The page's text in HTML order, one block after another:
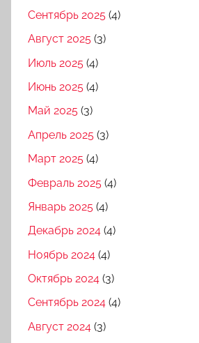
Сентябрь 2025 (4)
Август 2025 (3)
Июль 2025 (4)
Июнь 2025 (4)
Май 2025 (3)
Апрель 2025 (3)
Март 2025 (4)
Февраль 2025 (4)
Январь 2025 (4)
Декабрь 2024 (4)
Ноябрь 2024 (4)
Октябрь 2024 (3)
Сентябрь 2024 (4)
Август 2024 (3)